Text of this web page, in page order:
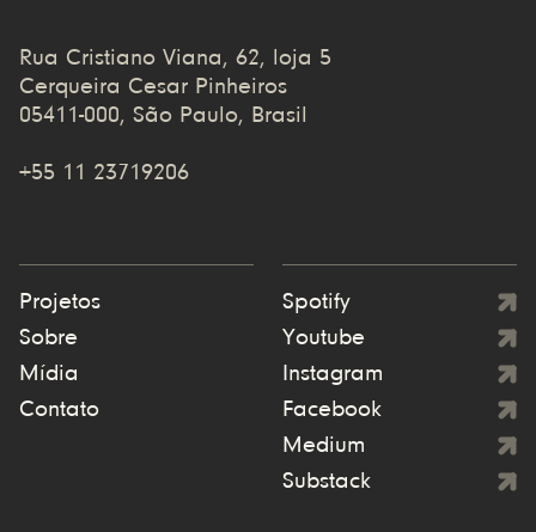
Rua Cristiano Viana, 62, loja 5
Cerqueira Cesar Pinheiros
05411-000, São Paulo, Brasil
+55 11 23719206
Projetos
Sobre
Mídia
Contato
Spotify
Youtube
Instagram
Facebook
Medium
Substack